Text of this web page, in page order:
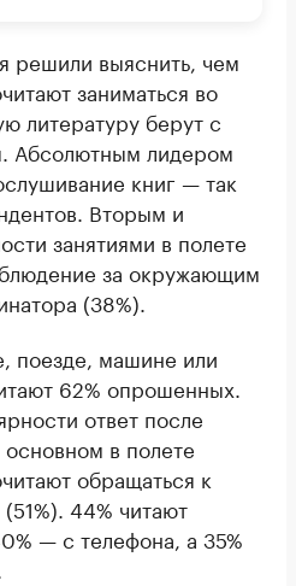
решили выяснить, чем
заниматься во
литературу берут с
Абсолютным лидером
книг — так
Вторым и
занятиями в полете
за окружающим
(38%).
поезде, машине или
62% опрошенных.
ответ после
в полете
обращаться к
44% читают
— с телефона, а 35%